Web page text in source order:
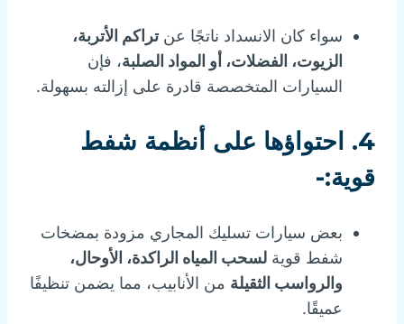
سواء كان الانسداد ناتجًا عنتراكم الأتربة،
الزيوت، الفضلات، أو المواد الصلبة، فإن
السيارات المتخصصة قادرة على إزالته بسهولة.
4. احتواؤها على أنظمة شفط
قوية:-
بعض سيارات تسليك المجاري مزودة بمضخات
شفط قوية لسحب المياه الراكدة، الأوحال،
والرواسب الثقيلة من الأنابيب، مما يضمن تنظيفًا
عميقًا.